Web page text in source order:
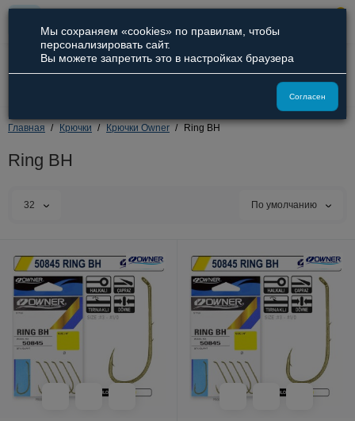
8 (800) 551-09-94
8 (929) 836-66-51
Главная Крючки Крючки Owner Ring BH
Ring BH
32 По умолчанию
Мы сохраняем «cookies» по правилам, чтобы
персонализировать сайт.
Вы можете запретить это в настройках браузера
Согласен